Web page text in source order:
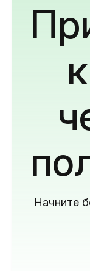
Начните